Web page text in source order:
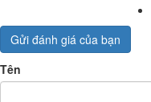
Gửi đánh giá của bạn
Tên